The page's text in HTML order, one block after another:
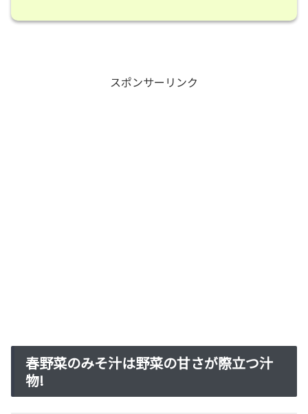
スポンサーリンク
春野菜のみそ汁は野菜の甘さが際立つ汁
物!